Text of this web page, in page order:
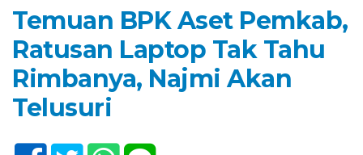
Temuan BPK Aset Pemkab,
Ratusan Laptop Tak Tahu
Rimbanya, Najmi Akan
Telusuri